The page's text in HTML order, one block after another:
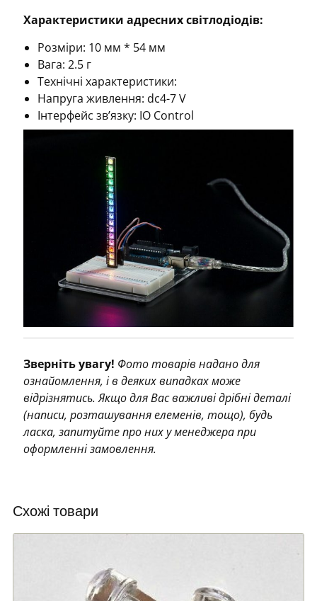
Характеристики адресних світлодіодів:
Розміри: 10 мм * 54 мм
Вага: 2.5 г
Технічні характеристики:
Напруга живлення: dc4-7 V
Інтерфейс зв’язку: IO Control
Зверніть увагу! Фото товарів надано для
ознайомлення, і в деяких випадках може
відрізнятись. Якщо для Вас важливі дрібні деталі
(написи, розташування елеменів, тощо), будь
ласка, запитуйте про них у менеджера при
оформленні замовлення.
Схожі товари